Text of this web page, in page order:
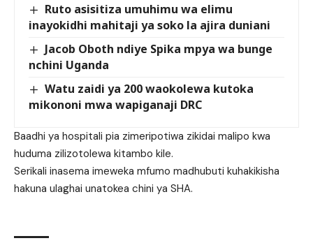
Ruto asisitiza umuhimu wa elimu
inayokidhi mahitaji ya soko la ajira duniani
Jacob Oboth ndiye Spika mpya wa bunge
nchini Uganda
Watu zaidi ya 200 waokolewa kutoka
mikononi mwa wapiganaji DRC
Baadhi ya hospitali pia zimeripotiwa zikidai malipo kwa
huduma zilizotolewa kitambo kile.
Serikali inasema imeweka mfumo madhubuti kuhakikisha
hakuna ulaghai unatokea chini ya SHA.